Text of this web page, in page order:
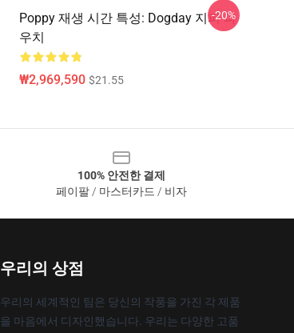
Poppy 재생 시간 특성: Dogday 지퍼 파
우치
₩2,969,590 $21.55
-20%
100% 안전한 결제
페이팔 / 마스터카드 / 비자
우리의 상점
우리의 세계적인 팀은 당신의 작풍을 가진 각 제품
을 마음에서 디자인했습니다. 우리는 다양한 고품